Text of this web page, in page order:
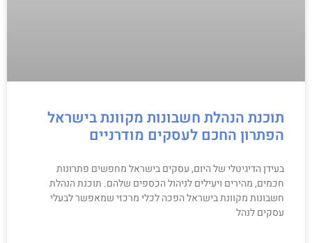
תוכנת הנהלת חשבונות מקוונת בישראל
הפתרון החכם לעסקים מודרניים
בעידן הדיגיטלי של היום, עסקים בישראל מחפשים פתרונות
חכמים, מהירים ויעילים לניהול הכספים שלהם. תוכנת הנהלת
חשבונות מקוונת בישראל הפכה לכלי מרכזי שמאפשר לבעלי
עסקים לנהל